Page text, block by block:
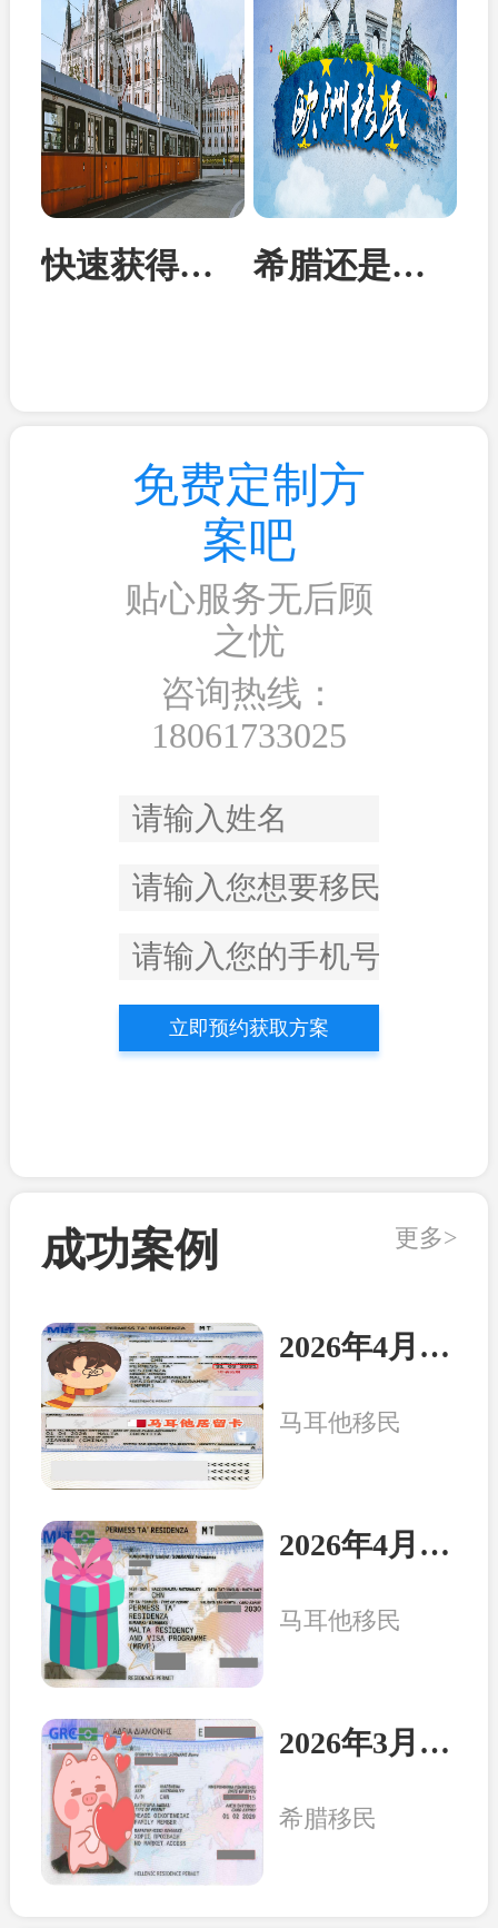
快速获得欧洲身份：匈牙利投资移民成为性价比首选 希腊还是马耳他？从身份到教育全面对比两国移民优势
免费定制方
案吧
贴心服务无后顾
之忧
咨询热线：
18061733025
立即预约获取方案
成功案例 更多>
2026年4月21日：马耳他客户顺利收到永居卡
马耳他移民
2026年4月8日：马耳他客户一家三口收到永居卡
马耳他移民
2026年3月20日：希腊客户一家三口收获永居卡
希腊移民